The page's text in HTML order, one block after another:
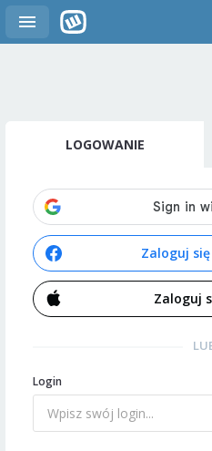
LOGOWANIE
Zaloguj
Zaloguj
Login